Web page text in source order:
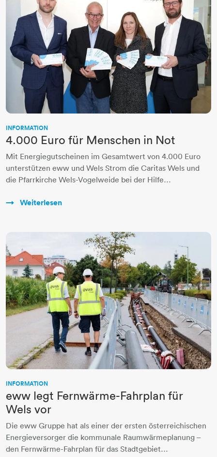
INFORMATION
4.000 Euro für Menschen in Not
Mit Energiegutscheinen im Gesamtwert von 4.000 Euro
unterstützen eww und Wels Strom die Caritas Wels und
die Pfarrkirche Wels-Vogelweide bei der Hilfe…
Weiterlesen
INFORMATION
eww legt Fernwärme-Fahrplan für
Wels vor
Die eww Gruppe hat als einer der ersten österreichischen
Energieversorger die kommunale Raumwärmeplanung –
den Fernwärme-Fahrplan für das Stadtgebiet…